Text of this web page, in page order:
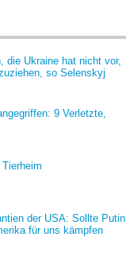
die Ukraine hat nicht vor,
so Selenskyj
9 Verletzte,
der USA: Sollte Putin
für uns kämpfen